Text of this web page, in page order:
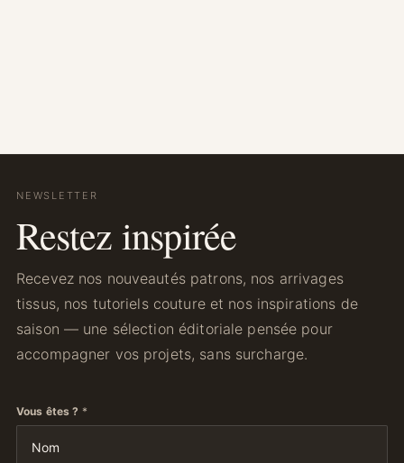
NEWSLETTER
Restez inspirée
Recevez nos nouveautés patrons, nos arrivages
tissus, nos tutoriels couture et nos inspirations de
saison — une sélection éditoriale pensée pour
accompagner vos projets, sans surcharge.
Vous êtes ? *